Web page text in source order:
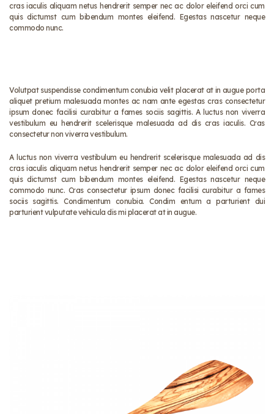
cras iaculis aliquam netus hendrerit semper nec ac dolor eleifend orci cum
quis dictumst cum bibendum montes eleifend. Egestas nascetur neque
commodo nunc.
Volutpat suspendisse condimentum conubia velit placerat at in augue porta
aliquet pretium malesuada montes ac nam ante egestas cras consectetur
ipsum donec facilisi curabitur a fames sociis sagittis. A luctus non viverra
vestibulum eu hendrerit scelerisque malesuada ad dis cras iaculis. Cras
consectetur non viverra vestibulum.
A luctus non viverra vestibulum eu hendrerit scelerisque malesuada ad dis
cras iaculis aliquam netus hendrerit semper nec ac dolor eleifend orci cum
quis dictumst cum bibendum montes eleifend. Egestas nascetur neque
commodo nunc. Cras consectetur ipsum donec facilisi curabitur a fames
sociis sagittis. Condimentum conubia. Condim entum a parturient dui
parturient vulputate vehicula dis mi placerat at in augue.